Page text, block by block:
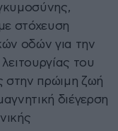
στόχευση
οδών για την
του
στην πρώιμη ζωή
διέγερση